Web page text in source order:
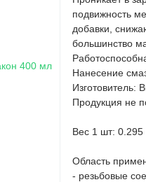
подвижность
добавки,
большинство
Нанесение
Продукция не
Вес 1 шт: 0.295
Область
- резьбовые